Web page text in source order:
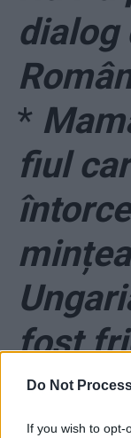
Do Not
If you wish to
dialog
*
fiul
fost